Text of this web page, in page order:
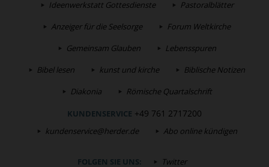
Ideenwerkstatt Gottesdienste
Pastoralblätter
Anzeiger für die Seelsorge
Forum Weltkirche
Gemeinsam Glauben
Lebensspuren
Bibel lesen
kunst und kirche
Biblische Notizen
Diakonia
Römische Quartalschrift
KUNDENSERVICE +49 761 2717200
kundenservice@herder.de Abo online kündigen
FOLGEN SIE UNS: Twitter